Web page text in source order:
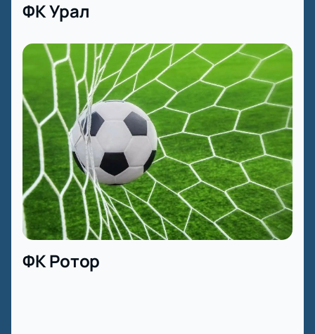
ФК Урал
ФК Ротор